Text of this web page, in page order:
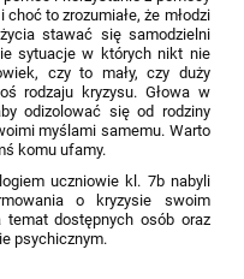
to zrozumiałe, że młodzi
stawać się samodzielni
sytuacje w których nikt nie
czy to mały, czy duży
rodzaju kryzysu. Głowa w
odizolować się od rodziny
myślami samemu. Warto
komu ufamy.
uczniowie kl. 7b nabyli
o kryzysie swoim
dostępnych osób oraz
psychicznym.